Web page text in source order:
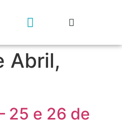
Abril,
25 e 26 de